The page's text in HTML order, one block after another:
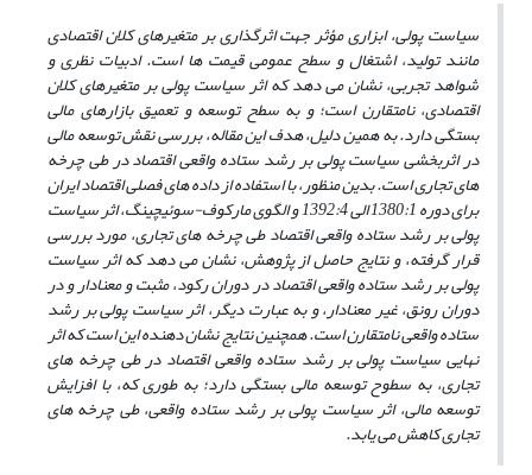
سیاست پولی، ابزاری مؤثر جهت اثرگذاری بر متغیرهای کلان اقتصادی
مانند تولید، اشتغال و سطح عمومی قیمت ها است. ادبیات نظری و
شواهد تجربی، نشان میدهد که اثر سیاست پولی بر متغیرهای کلان
اقتصادی، نامتقارن است؛ و به سطح توسعه و تعمیق بازارهای مالی
بستگی دارد. به همین دلیل، هدف این مقاله، بررسی نقش توسعه مالی
در اثربخشی سیاست پولی بر رشد ستاده واقعی اقتصاد در طی چرخه
های تجاری است. بدین منظور، با استفاده از دادههای فصلی اقتصاد ایران
برای دوره 1380:1 الی 1392:4 و الگوی مارکوف-سوئیچینگ، اثر سیاست
پولی بر رشد ستاده واقعی اقتصاد طی چرخههای تجاری، مورد بررسی
قرار گرفته، و نتایج حاصل از پژوهش، نشان میدهد که اثر سیاست
پولی بر رشد ستاده واقعی اقتصاد در دوران رکود، مثبت و معنادار و در
دوران رونق، غیر معنادار، و به عبارت دیگر، اثر سیاست پولی بر رشد
ستاده واقعی نامتقارن است. همچنین نتایج نشان دهنده این است که اثر
نهایی سیاست پولی بر رشد ستاده واقعی اقتصاد در طی چرخه های
تجاری، به سطوح توسعه مالی بستگی دارد؛ به طوریکه، با افزایش
توسعه مالی، اثر سیاست پولی بر رشد ستاده واقعی، طی چرخههای
تجاری کاهش مییابد.